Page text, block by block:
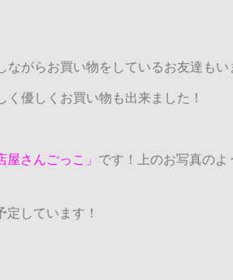
がらお買い物をしているお友達もい
優しくお買い物も出来ました！
屋さんごっこ」 です！上のお写真のよ
定しています！